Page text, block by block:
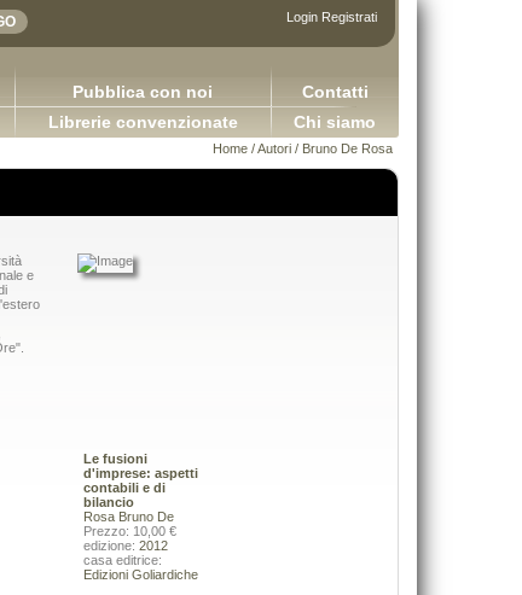
Login Registrati
Pubblica con noi
Librerie convenzionate
Contatti
Chi siamo
Home /Autori / Bruno De Rosa
Adhesives in the furniture industry
Bulian Franco
65,00 €
VAI ALLA SCHEDA
e
Le fusioni
d'imprese: aspetti
contabili e di
bilancio
Rosa Bruno De
Prezzo: 10,00 €
edizione:2012
casa editrice:
Edizioni Goliardiche